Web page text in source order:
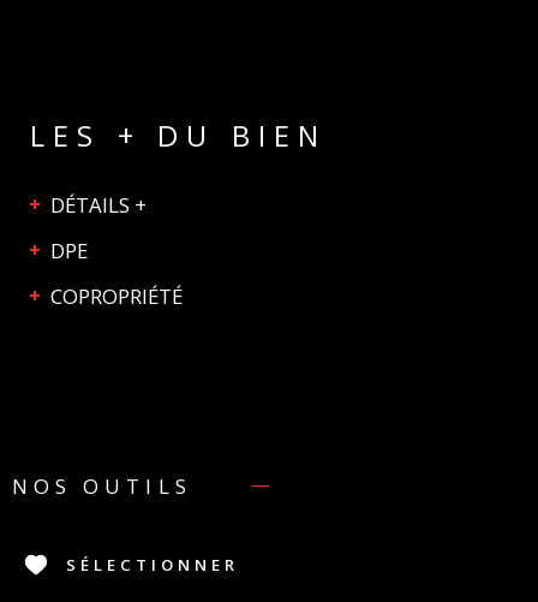
LES + DU BIEN
DÉTAILS +
DPE
COPROPRIÉTÉ
NOS OUTILS
SÉLECTIONNER